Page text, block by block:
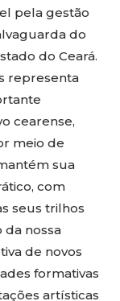
pela gestão
do
do Ceará.
representa
cearense,
meio de
sua
com
seus trilhos
da nossa
de novos
formativas
artísticas